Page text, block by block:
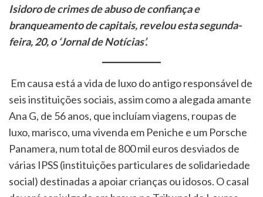
Isidoro de crimes de abuso de confiança e
branqueamento de capitais, revelou esta segunda-
feira, 20, o ‘Jornal de Notícias’.
Em causa está a vida de luxo do antigo responsável de
seis instituições sociais, assim como a alegada amante
Ana G, de 56 anos, que incluíam viagens, roupas de
luxo, marisco, uma vivenda em Peniche e um Porsche
Panamera, num total de 800 mil euros desviados de
várias IPSS (instituições particulares de solidariedade
social) destinadas a apoiar crianças ou idosos. O casal